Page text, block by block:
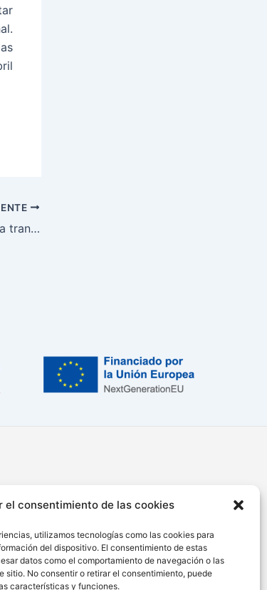
el consentimiento de las cookies
utilizamos tecnologías como las cookies para
del dispositivo. El consentimiento de estas
datos como el comportamiento de navegación o las
sitio. No consentir o retirar el consentimiento, puede
características y funciones.
Diez claves para entender la transformación del empleo
Informe de Transparencia
Aviso Legal
Política de Privacidad
Cláusula de Protección de Datos
Política de Cookies